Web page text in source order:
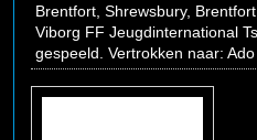
Brentfort, Shrewsbury,
Viborg FF Jeugdinternational
gespeeld. Vertrokken naar: